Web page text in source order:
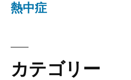
熱中症
カテゴリー